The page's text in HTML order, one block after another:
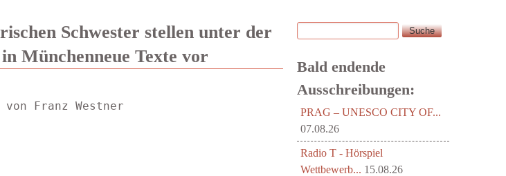
Schwester stellen unter der
Münchenneue Texte vor
Franz Westner
Suchformular
Suche
Bald endende
Ausschreibungen:
PRAG – UNESCO CITY OF...
07.08.26
Radio T - Hörspiel
Wettbewerb... 15.08.26